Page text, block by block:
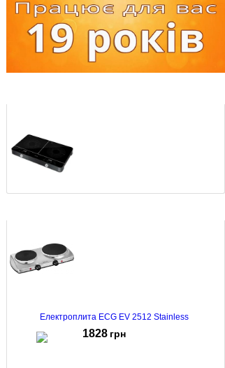
Електроплита ECG EV 2512 Stainless
1828 грн